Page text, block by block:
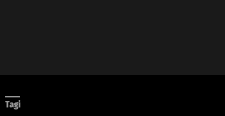
Tagi